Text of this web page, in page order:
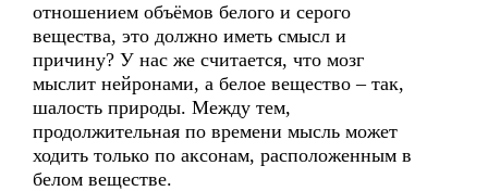
отношением объёмов белого и серого
вещества, это должно иметь смысл и
причину? У нас же считается, что мозг
мыслит нейронами, а белое вещество – так,
шалость природы. Между тем,
продолжительная по времени мысль может
ходить только по аксонам, расположенным в
белом веществе.